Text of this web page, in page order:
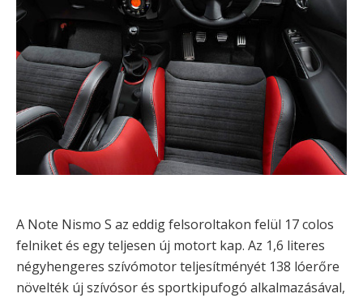
A Note Nismo S az eddig felsoroltakon felül 17 colos
felniket és egy teljesen új motort kap. Az 1,6 literes
négyhengeres szívómotor teljesítményét 138 lóerőre
növelték új szívósor és sportkipufogó alkalmazásával,